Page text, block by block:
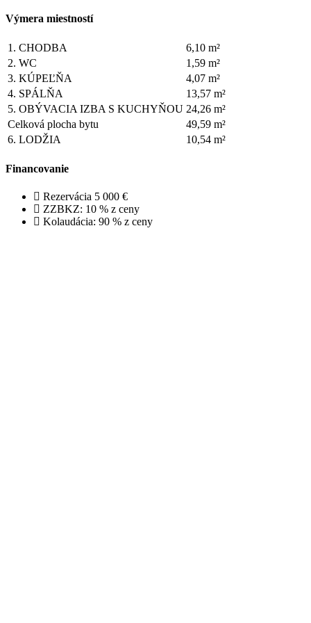
Výmera miestností
1. CHODBA
6,10 m²
2. WC
1,59 m²
3. KÚPEĽŇA
4,07 m²
4. SPÁLŇA
13,57 m²
5. OBÝVACIA IZBA S KUCHYŇOU 24,26 m²
Celková plocha bytu
49,59 m²
6. LODŽIA 10,54 m²
Financovanie
Rezervácia 5 000 €
ZZBKZ: 10 % z ceny
Kolaudácia: 90 % z ceny